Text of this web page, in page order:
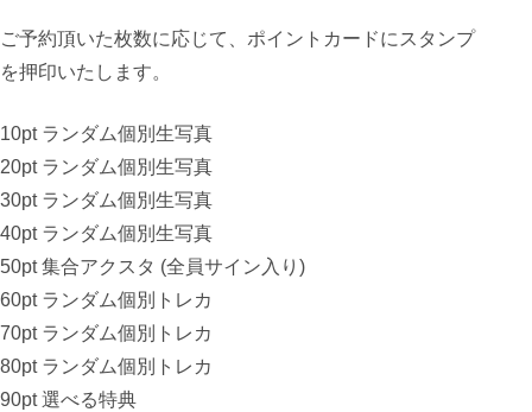
ご予約頂いた枚数に応じて、ポイントカードにスタンプ
を押印いたします。
10pt ランダム個別生写真
20pt ランダム個別生写真
30pt ランダム個別生写真
40pt ランダム個別生写真
50pt 集合アクスタ (全員サイン入り)
60pt ランダム個別トレカ
70pt ランダム個別トレカ
80pt ランダム個別トレカ
90pt 選べる特典